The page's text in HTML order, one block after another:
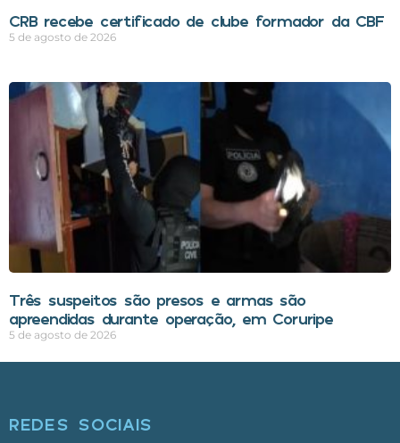
CRB recebe certificado de clube formador da CBF
5 de agosto de 2026
Três suspeitos são presos e armas são
apreendidas durante operação, em Coruripe
5 de agosto de 2026
REDES SOCIAIS